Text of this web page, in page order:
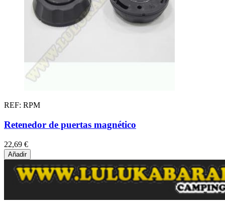
REF: RPM
Retenedor de puertas magnético
22,69 €
Añadir